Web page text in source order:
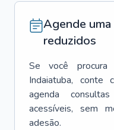
Agende
reduzidos
Se você
Indaiatuba, conte
agenda
acessíveis, sem
adesão.